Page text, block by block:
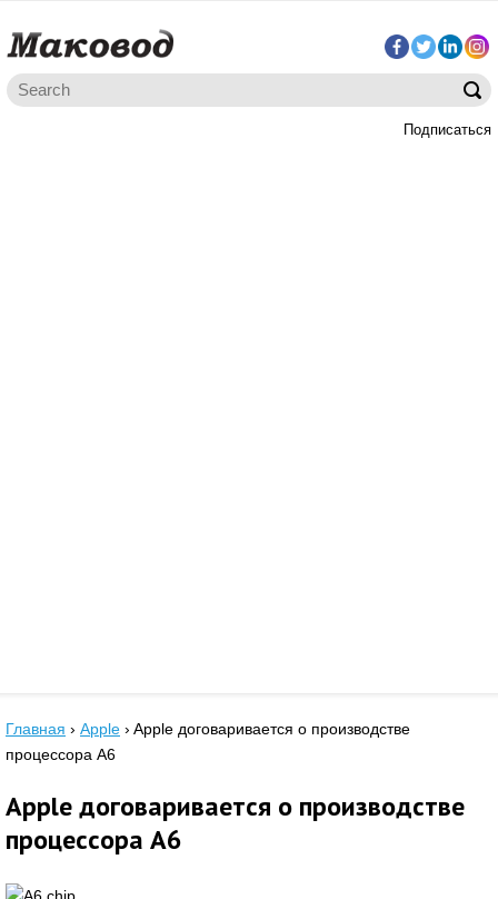
Подписаться
Главная › Apple › Apple договаривается о производстве
процессора А6
Apple договаривается о производстве
процессора А6